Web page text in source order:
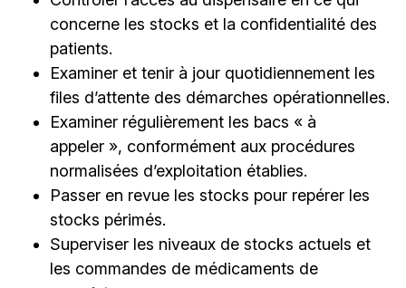
concerne les stocks et la confidentialité des
patients.
Examiner et tenir à jour quotidiennement les
files d’attente des démarches opérationnelles.
Examiner régulièrement les bacs « à
appeler », conformément aux procédures
normalisées d’exploitation établies.
Passer en revue les stocks pour repérer les
stocks périmés.
Superviser les niveaux de stocks actuels et
les commandes de médicaments de